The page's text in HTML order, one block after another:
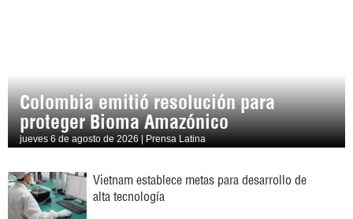
Colombia emitió resolución para
proteger Bioma Amazónico
jueves 6 de agosto de 2026 | Prensa Latina
Vietnam establece metas para desarrollo de
alta tecnología